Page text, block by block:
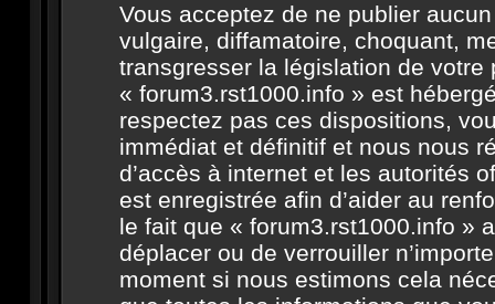
Vous acceptez de ne publier
vulgaire, diffamatoire, choquant,
transgresser la législation de
« forum3.rst1000.info » est
respectez pas ces dispositions,
immédiat et définitif et nous nous
d’accès à internet et les autorités
est enregistrée afin d’aider au
le fait que « forum3.rst1000.info »
déplacer ou de verrouiller
moment si nous estimons cela